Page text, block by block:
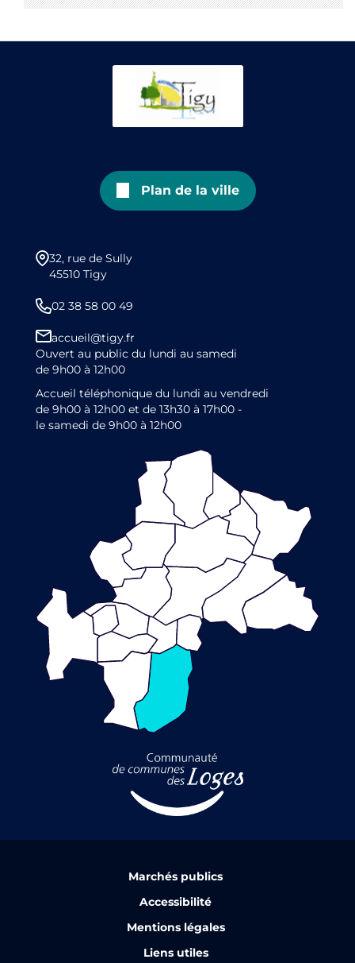
Plan de la ville
32, rue de Sully
45510 Tigy
02 38 58 00 49
accueil@tigy.fr
Ouvert au public du lundi au samedi
de 9h00 à 12h00
Accueil téléphonique du lundi au vendredi
de 9h00 à 12h00 et de 13h30 à 17h00 -
le samedi de 9h00 à 12h00
Marchés publics
Accessibilité
Mentions légales
Liens utiles